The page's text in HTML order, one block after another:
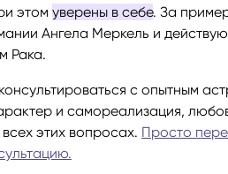
этом уверены в себе. За
Ангела Меркель и
Рака.
с опытным
и самореализация,
этих вопросах. Просто